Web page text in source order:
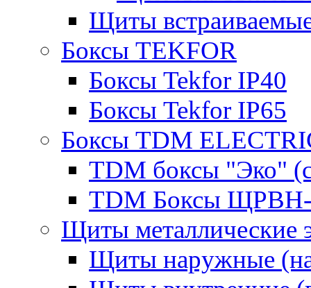
Щиты
Боксы TEKFOR
Боксы Tekfor IP40
Боксы Tekfor IP65
Боксы TDM
TDM боксы "Эко"
TDM Боксы
Щиты металлические
Щиты наружные